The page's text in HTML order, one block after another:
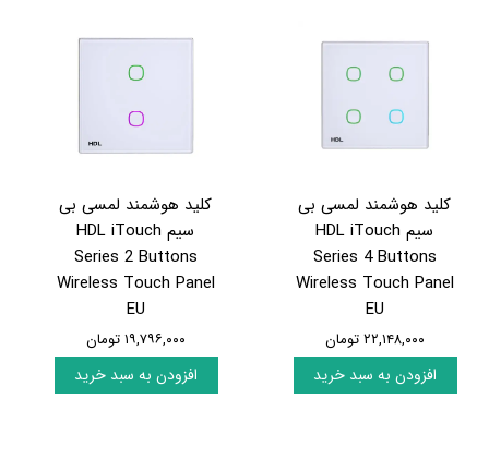
کلید هوشمند لمسی بی
سیم HDL iTouch
Series 4 Buttons
Wireless Touch Panel
EU
۲۲,۱۴۸,۰۰۰ تومان
افزودن به سبد خرید
کلید هوشمند لمسی بی
سیم HDL iTouch
Series 2 Buttons
Wireless Touch Panel
EU
۱۹,۷۹۶,۰۰۰ تومان
افزودن به سبد خرید